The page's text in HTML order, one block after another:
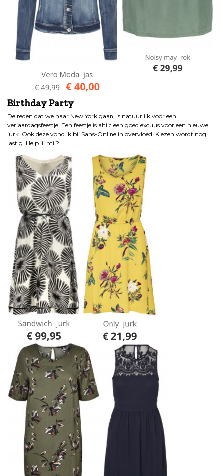
Birthday Party
De reden dat we naar New York gaan, is natuurlijk voor een
verjaardagsfeestje. Een feestje is altijd een goed excuus voor een nieuwe
jurk. Ook deze vond ik bij Sans-Online in overvloed. Kiezen wordt nog
lastig. Help jij mij?